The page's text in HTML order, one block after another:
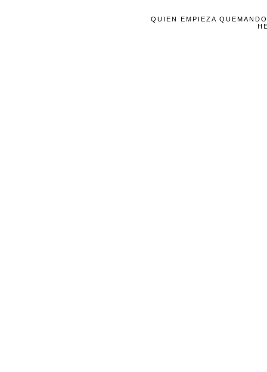
QUIEN EMPIEZA